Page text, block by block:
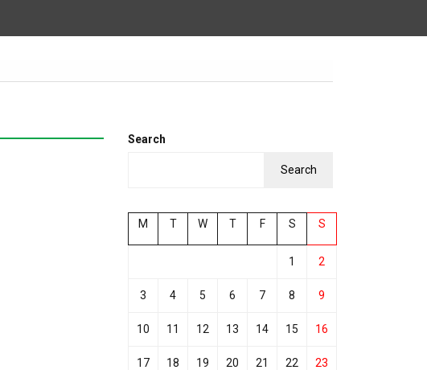
Search
Search
M T W T F S S
1 2
3 4 5 6 7 8 9
10 11 12 13 14 15 16
17 18 19 20 21 22 23